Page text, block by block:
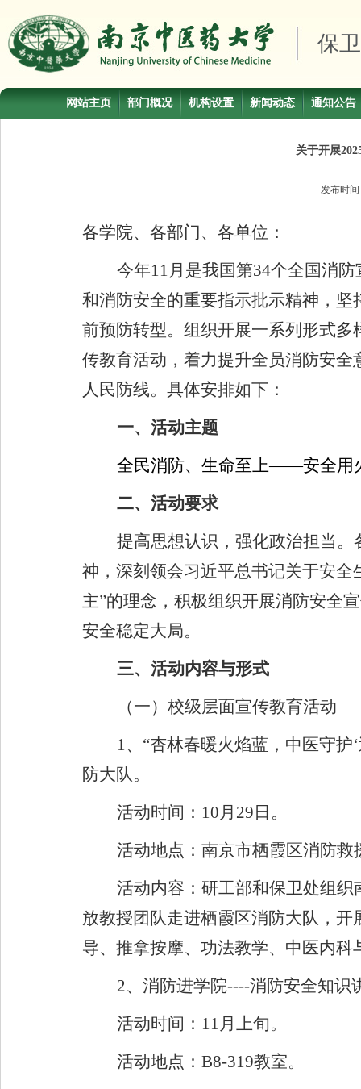
保
网站主页 部门概况 机构设置 新闻动态 通知公告
关于开展
发布时
各学院、各部门、各单位：
今年11月是我国第34个全国消防
和消防安全的重要指示批示精神，
前预防转型。组织开展一系列形式
传教育活动，着力提升全员消防安
人民防线。具体安排如下：
一、活动主题
全民消防、生命至上——安全用
二、活动要求
提高思想认识，强化政治担当
神，深刻领会习近平总书记关于安
主”的理念，积极组织开展消防安全
安全稳定大局。
三、活动内容与形式
（一）校级层面宣传教育活动
1、 “杏林春暖火焰蓝，中医守护‘
防大队。
活动时间： 10月 29 日。
活动地点：南京市栖霞区消防救
活动内容：研工部和保卫处组
放教授团队走进栖霞区消防大队，
导、推拿按摩、功法教学、中医内
2、消防进学院----消防安全知识
活动时间： 11月上旬。
活动地点：B8-319教室。